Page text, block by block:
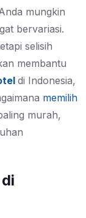
mungkin
bervariasi.
selisih
membantu
di Indonesia,
memilih
murah,